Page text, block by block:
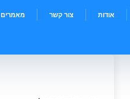
אודות צור קשר מאמרים